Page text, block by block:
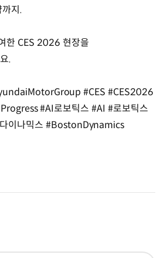
지.
한 CES 2026 현장을
.
#CES #CES2026
#AI로보틱스 #AI #로보틱스
이나믹스 #BostonDynamics